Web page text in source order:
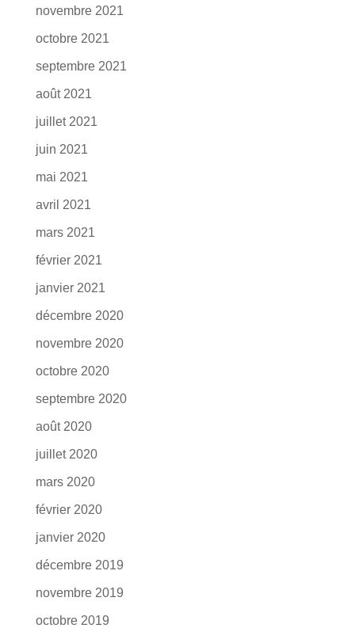
novembre 2021
octobre 2021
septembre 2021
août 2021
juillet 2021
juin 2021
mai 2021
avril 2021
mars 2021
février 2021
janvier 2021
décembre 2020
novembre 2020
octobre 2020
septembre 2020
août 2020
juillet 2020
mars 2020
février 2020
janvier 2020
décembre 2019
novembre 2019
octobre 2019